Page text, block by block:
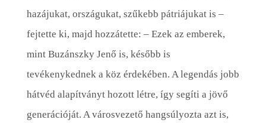
hazájukat, országukat, szűkebb pátriájukat is –
fejtette ki, majd hozzátette: – Ezek az emberek,
mint Buzánszky Jenő is, később is
tevékenykednek a köz érdekében. A legendás jobb
hátvéd alapítványt hozott létre, így segíti a jövő
generációját. A városvezető hangsúlyozta azt is,